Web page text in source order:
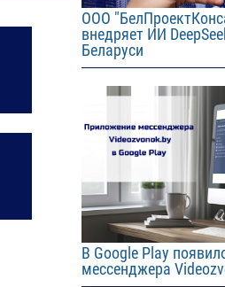
ООО
внедряет ИИ
Беларуси
Image
В Google Play
мессенджера